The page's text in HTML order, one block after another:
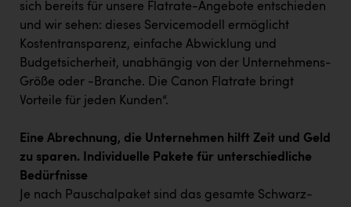
Oldtimer Raststationen und Motorhotels
Österreichischer Kachelofenverband
Orlen
Passage Linz
PEZ
PÜSPÖK
REMAX
sich bereits für unsere Flatrate-Angebote entschieden
und wir sehen: dieses Servicemodell ermöglicht
Kostentransparenz, einfache Abwicklung und
Budgetsicherheit, unabhängig von der Unternehmens-
Größe oder -Branche. Die Canon Flatrate bringt
Vorteile für jeden Kunden“.
Eine Abrechnung, die Unternehmen hilft Zeit und Geld
zu sparen. Individuelle Pakete für unterschiedliche
Bedürfnisse
Je nach Pauschalpaket sind das gesamte Schwarz-